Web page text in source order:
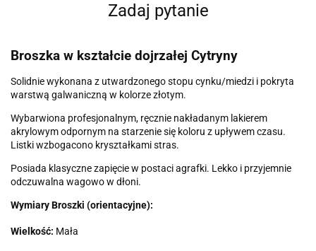
Zadaj pytanie
Broszka w kształcie dojrzałej Cytryny
Solidnie wykonana z utwardzonego stopu cynku/miedzi i pokryta
warstwą galwaniczną w kolorze złotym.
Wybarwiona profesjonalnym, ręcznie nakładanym lakierem
akrylowym odpornym na starzenie się koloru z upływem czasu.
Listki wzbogacono kryształkami stras.
Posiada klasyczne zapięcie w postaci agrafki. Lekko i przyjemnie
odczuwalna wagowo w dłoni.
Wymiary Broszki (orientacyjne):
Wielkość: Mała